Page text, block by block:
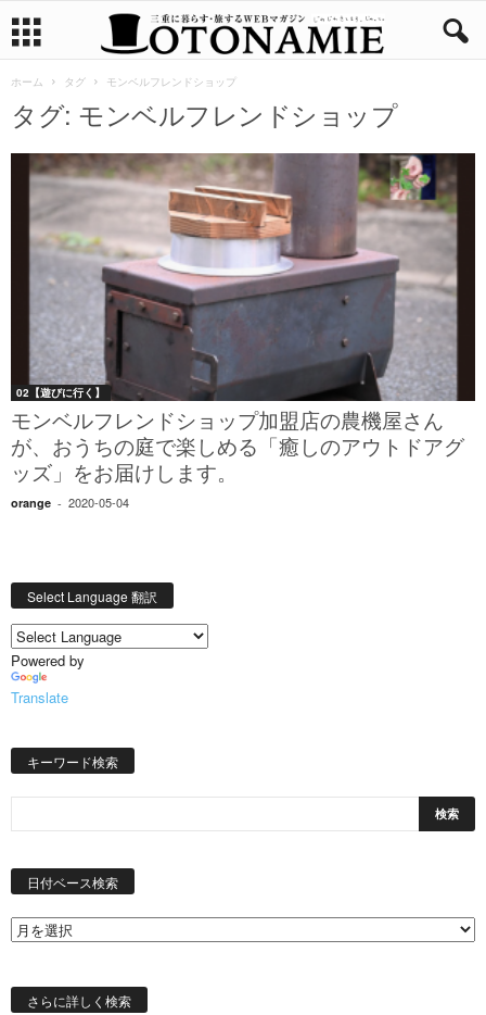
ホーム タグ モンベルフレンドショップ
タグ: モンベルフレンドショップ
02【遊びに行く】
モンベルフレンドショップ加盟店の農機屋さん
が、おうちの庭で楽しめる「癒しのアウトドアグ
ッズ」をお届けします。
orange - 2020-05-04
Select Language 翻訳
Powered by
Translate
キーワード検索
日付ベース検索
さらに詳しく検索